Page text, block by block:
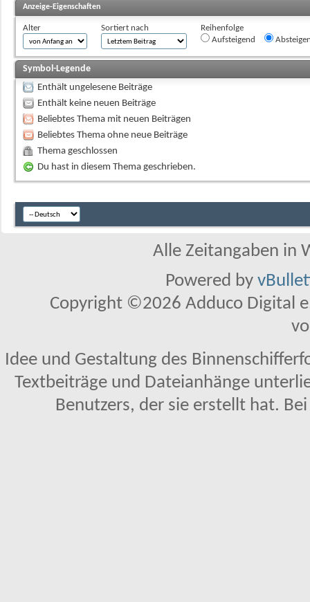
Anzeige-Eigenschaften
Alter Sortiert nach
Reihenfolge
Aufsteigend
Symbol-Legende
Enthält ungelesene Beiträge
Enthält keine neuen Beiträge
Beliebtes Thema mit neuen Beiträgen
Beliebtes Thema ohne neue Beiträge
Thema geschlossen
Du hast in diesem Thema geschrieben.
Alle Zeitangaben in
Powered by
Copyright ©2026 Adduco Digital
Idee und Gestaltung des
Textbeiträge und Dateianhänge
Benutzers, der sie erstellt hat.